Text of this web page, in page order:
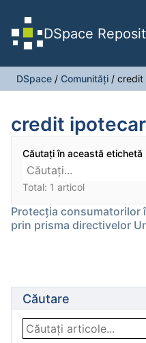
DSpace
DSpace / Comunități / credit
credit ipotecar
Căutați în această etichetă
Total: 1 articol
Protecția consumatorilor
prin prisma directivelor
Căutare